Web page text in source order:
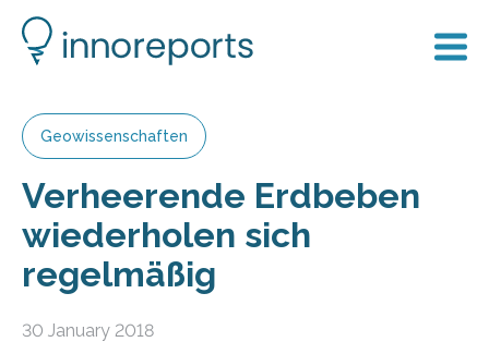
Geowissenschaften
Verheerende Erdbeben
wiederholen sich
regelmäßig
30 January 2018